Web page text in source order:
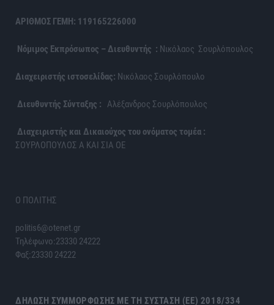
ΑΡΙΘΜΟΣ ΓΕΜΗ: 119165226000
Νόμιμος Εκπρόσωπος – Διευθυντής : Νικόλαος Σουρλόπουλος
Διαχειριστής ιστοσελίδας: Νικόλαος Σουρλόπουλο
Διευθυντής Σύνταξης : Αλέξανδρος Σουρλόπουλος
Διαχειριστής και Δικαιούχος του ονόματος τομέα :
ΣΟΥΡΛΟΠΟΥΛΟΣ Α ΚΑΙ ΣΙΑ ΟΕ
Ο ΠΟΛΙΤΗΣ
politis6@otenet.gr
Τηλέφωνο:23330 24222
Φαξ:23330 24222
ΔΉΛΩΣΗ ΣΥΜΜΌΡΦΩΣΗΣ ΜΕ ΤΗ ΣΎΣΤΑΣΗ (ΕΕ) 2018/334